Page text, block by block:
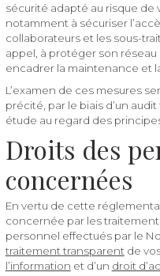
sécurité adapté au risque de
notamment à sécuriser
collaborateurs et les sous-
appel, à protéger son
encadrer la maintenance et
L’examen de ces mesures
précité, par le biais d’un
étude au regard des
Droits des
concernées
En vertu de cette
concernée par les
personnel effectués par le
traitement transparent de
l’information et d’un droit